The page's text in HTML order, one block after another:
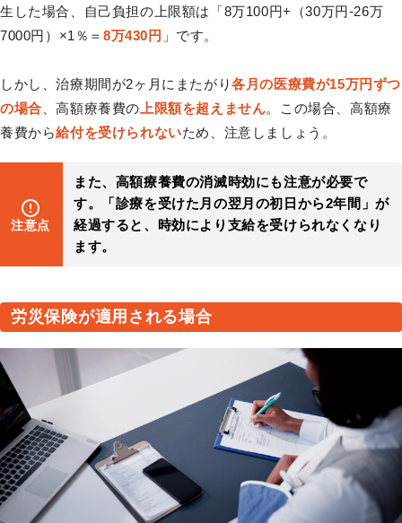
生した場合、自己負担の上限額は「8万100円+（30万円-26万
7000円）×1％＝ 8万430円 」です。
しかし、治療期間が2ヶ月にまたがり各月の医療費が15万円ずつ
の場合 、高額療養費の 上限額を超えません。この場合、高額療
養費から給付を受けられないため、注意しましょう。
注意点
また、高額療養費の消滅時効にも注意が必要で
す。「診療を受けた月の翌月の初日から2年間」が
経過すると、時効により支給を受けられなくなり
ます。
労災保険が適用される場合